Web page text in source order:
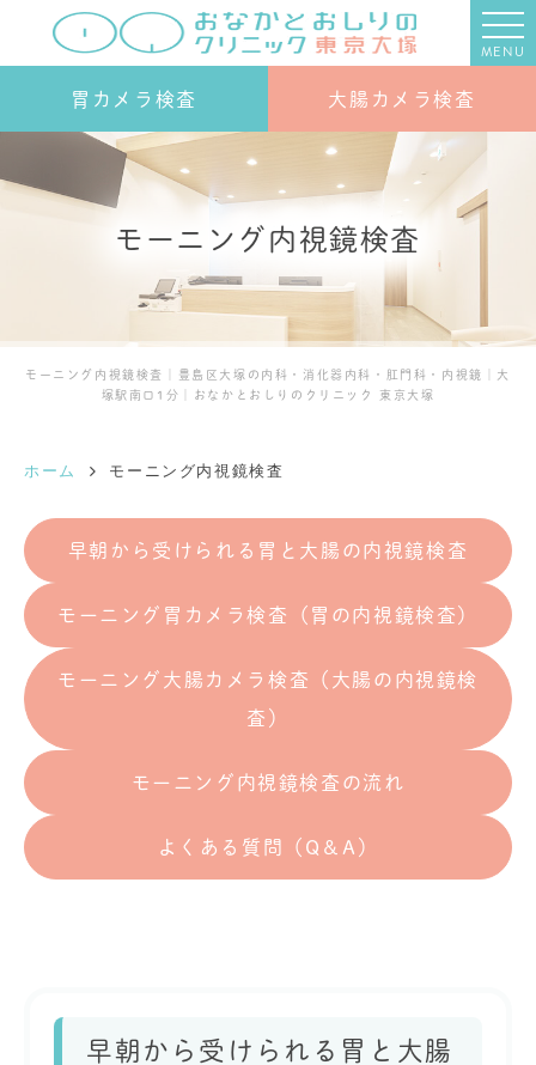
MENU
胃カメラ検査 大腸カメラ検査
モーニング内視鏡検査
モーニング内視鏡検査｜豊島区大塚の内科・消化器内科・肛門科・内視鏡｜大
塚駅南口1分｜おなかとおしりのクリニック 東京大塚
ホーム モーニング内視鏡検査
早朝から受けられる胃と大腸の内視鏡検査
モーニング胃カメラ検査（胃の内視鏡検査）
モーニング大腸カメラ検査（大腸の内視鏡検
査）
モーニング内視鏡検査の流れ
よくある質問（Q＆A）
早朝から受けられる胃と大腸